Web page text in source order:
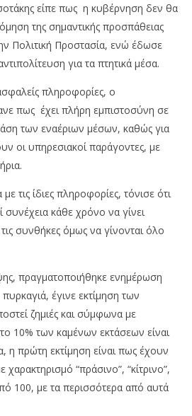
συντονισμό, έκανε λόγο ο
συνάντηση στη Πολιτική
είπε πως η κυβέρνηση δεν θα
της σημαντικής προσπάθειας
Πολιτική Προστασία, ενώ έδωσε
για τα πτητικά μέσα.
πληροφορίες, ο
πως έχει πλήρη εμπιστοσύνη σε
των εναέριων μέσων, καθώς για
οι υπηρεσιακοί παράγοντες, με
τις ίδιες πληροφορίες, τόνισε ότι
κάθε χρόνο να γίνει
συνθήκες όμως να γίνονται όλο
πραγματοποιήθηκε ενημέρωση
έγινε εκτίμηση των
ζημιές και σύμφωνα με
10% των καμένων εκτάσεων είναι
η πρώτη εκτίμηση είναι πως έχουν
“πράσινο”, “κίτρινο”,
100, με τα περισσότερα από αυτά